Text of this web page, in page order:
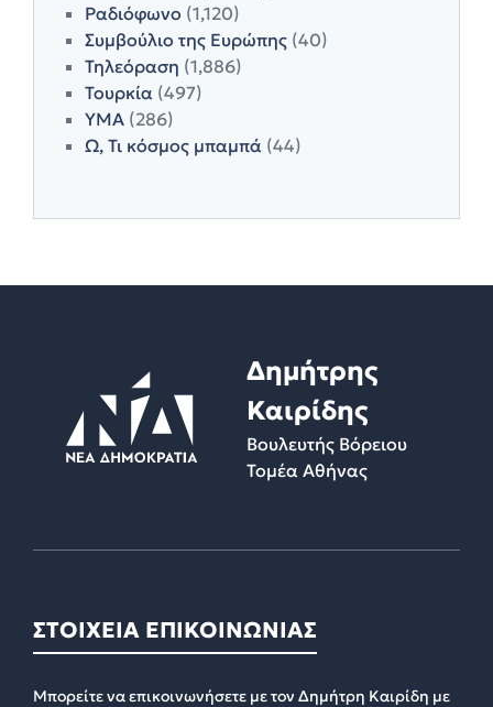
Ραδιόφωνο (1,120)
Συμβούλιο της Ευρώπης (40)
Τηλεόραση (1,886)
Τουρκία (497)
ΥΜΑ (286)
Ω, Τι κόσμος μπαμπά (44)
Δημήτρης
Καιρίδης
Βουλευτής Βόρειου
Τομέα Αθήνας
ΣΤΟΙΧΕΙΑ ΕΠΙΚΟΙΝΩΝΙΑΣ
Μπορείτε να επικοινωνήσετε με τον Δημήτρη Καιρίδη με